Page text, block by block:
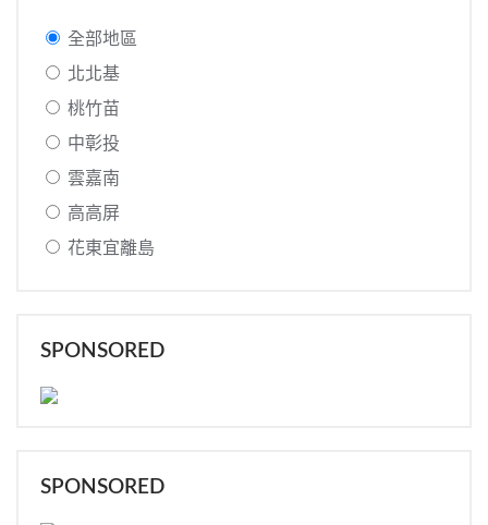
全部地區
北北基
桃竹苗
中彰投
雲嘉南
高高屏
花東宜離島
SPONSORED
SPONSORED